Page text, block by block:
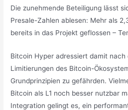
Die zunehmende Beteiligung lässt
Presale-Zahlen ablesen: Mehr als
bereits in das Projekt geflossen –
Bitcoin Hyper adressiert damit
Limitierungen des Bitcoin-
Grundprinzipien zu gefährden.
Bitcoin als L1 noch besser nutzbar
Integration gelingt es, ein